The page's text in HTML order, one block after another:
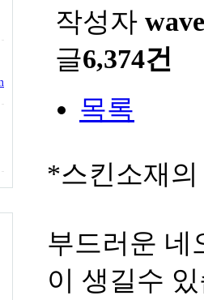
작성자 wave
글6,374건
목록
*스킨소재
부드러운 네
이 생길수